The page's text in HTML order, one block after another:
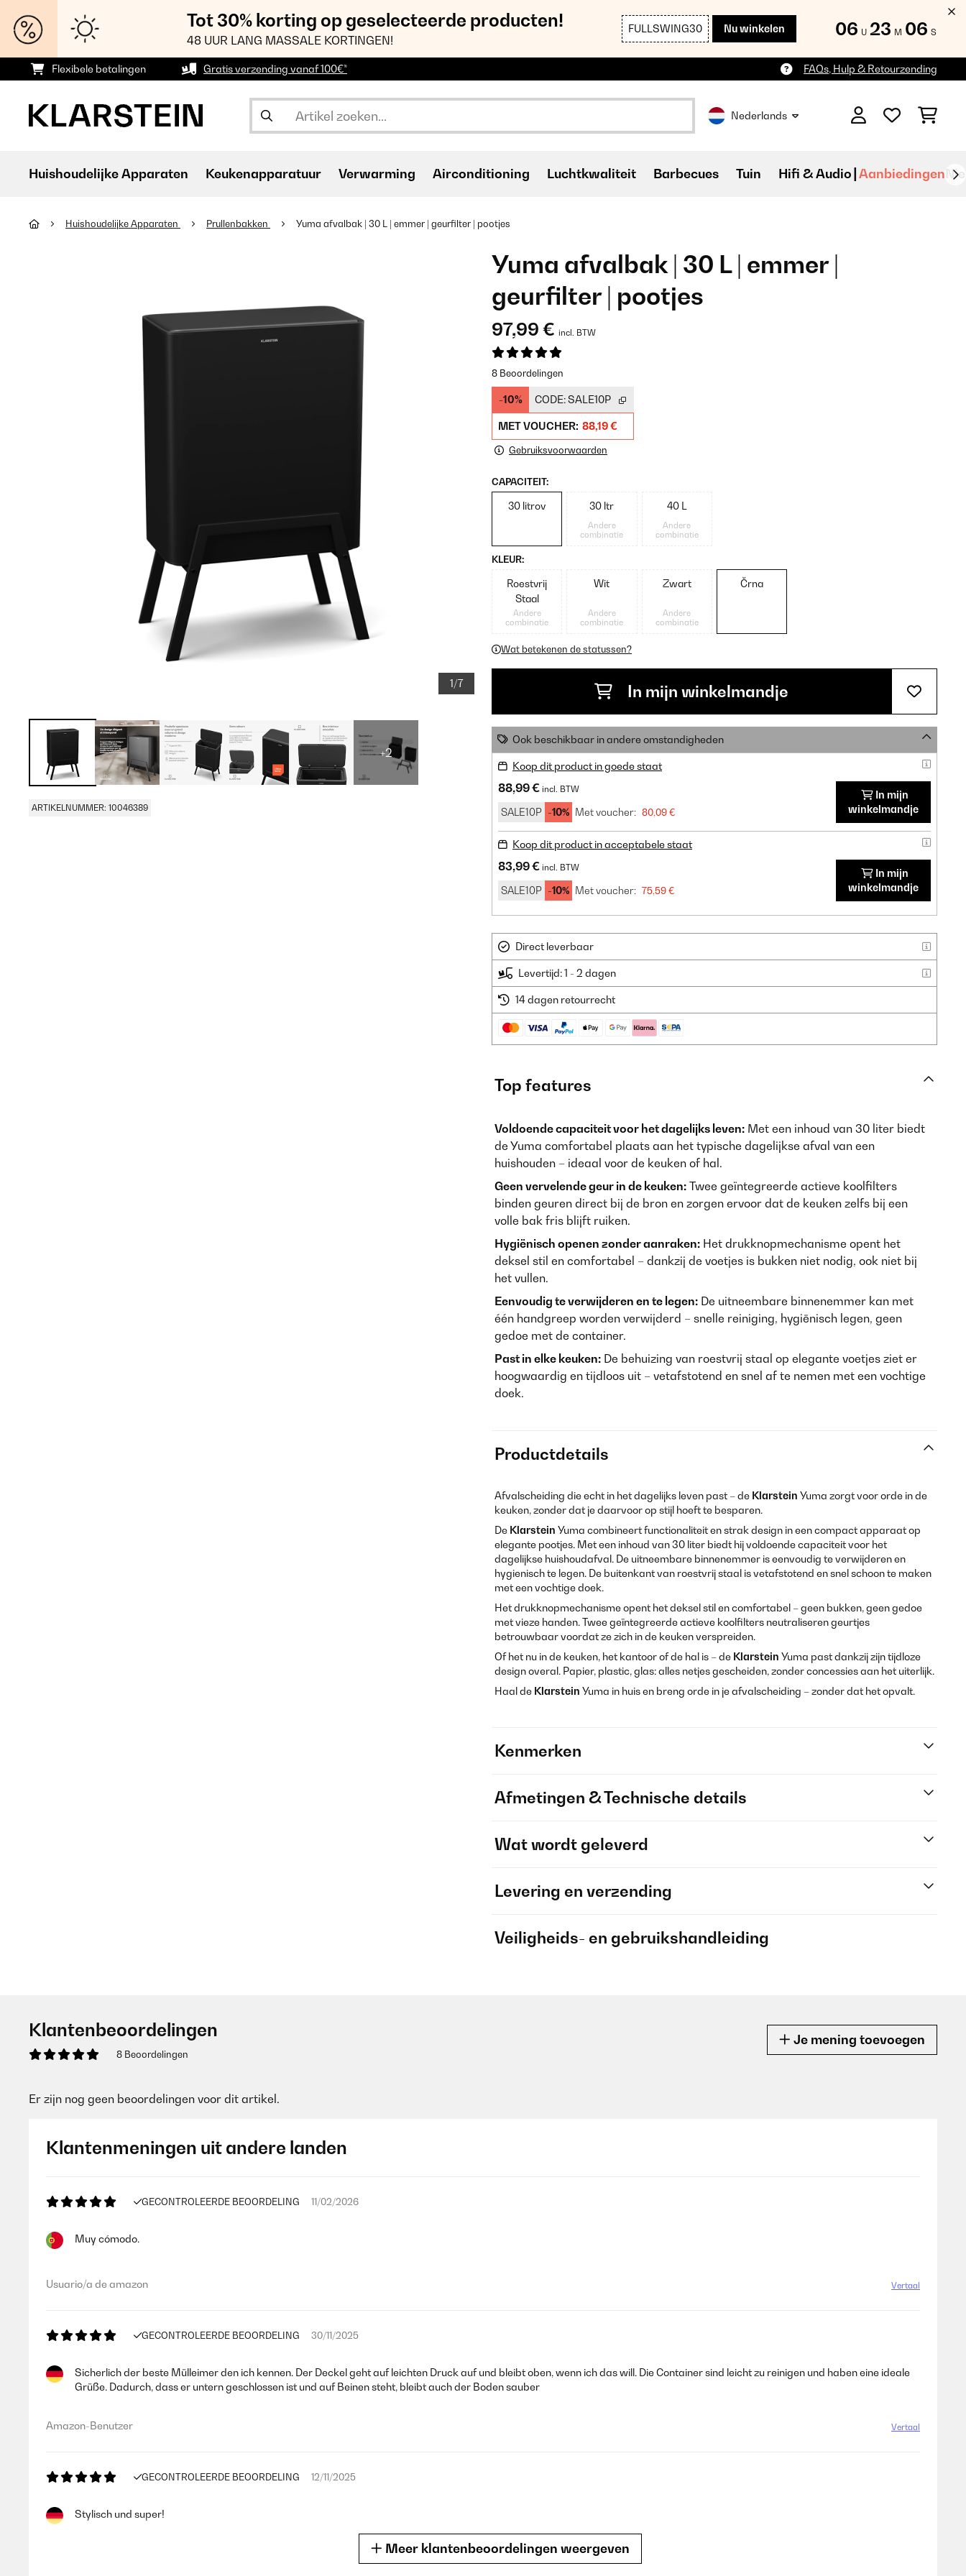
Tot 30% korting op geselecteerde producten!
48 UUR LANG MASSALE KORTINGEN!
FULLSWING30 Nu winkelen 06 U 23 M 05 S
Flexibele betalingen Gratis verzending vanaf 100€* FAQs, Hulp & Retourzending
Nederlands
Huishoudelijke Apparaten Keukenapparatuur Verwarming Airconditioning Luchtkwaliteit Barbecues Tuin Hifi & Audio Aanbiedingen
Huishoudelijke Apparaten Prullenbakken Yuma afvalbak | 30 L | emmer | geurfilter | pootjes
1/7
+2
ARTIKELNUMMER: 10046389
Yuma afvalbak | 30 L | emmer |
geurfilter | pootjes
97,99 € incl. BTW
8 Beoordelingen
-10% CODE:SALE10P
MET VOUCHER: 88,19 €
Gebruiksvoorwaarden
CAPACITEIT:
30 litrov 30 ltr
Andere
combinatie
40 L
Andere
combinatie
KLEUR:
Roestvrij
Staal
Andere
combinatie
Wit
Andere
combinatie
Zwart
Andere
combinatie
Črna
Wat betekenen de statussen?
In mijn winkelmandje
Ook beschikbaar in andere omstandigheden
Koop dit product in goede staat
88,99 € incl. BTW
SALE10P -10% Met voucher: 80,09 €
In mijn
winkelmandje
Koop dit product in acceptabele staat
83,99 € incl. BTW
SALE10P -10% Met voucher: 75,59 €
In mijn
winkelmandje
Direct leverbaar
Levertijd: 1 - 2 dagen
14 dagen retourrecht
Top features
Voldoende capaciteit voor het dagelijks leven: Met een inhoud van 30 liter biedt
de Yuma comfortabel plaats aan het typische dagelijkse afval van een
huishouden – ideaal voor de keuken of hal.
Geen vervelende geur in de keuken: Twee geïntegreerde actieve koolfilters
binden geuren direct bij de bron en zorgen ervoor dat de keuken zelfs bij een
volle bak fris blijft ruiken.
Hygiënisch openen zonder aanraken: Het drukknopmechanisme opent het
deksel stil en comfortabel – dankzij de voetjes is bukken niet nodig, ook niet bij
het vullen.
Eenvoudig te verwijderen en te legen: De uitneembare binnenemmer kan met
één handgreep worden verwijderd – snelle reiniging, hygiënisch legen, geen
gedoe met de container.
Past in elke keuken: De behuizing van roestvrij staal op elegante voetjes ziet er
hoogwaardig en tijdloos uit – vetafstotend en snel af te nemen met een vochtige
doek.
Productdetails
Afvalscheiding die echt in het dagelijks leven past – de Klarstein Yuma zorgt voor orde in de
keuken, zonder dat je daarvoor op stijl hoeft te besparen.
De Klarstein Yuma combineert functionaliteit en strak design in een compact apparaat op
elegante pootjes. Met een inhoud van 30 liter biedt hij voldoende capaciteit voor het
dagelijkse huishoudafval. De uitneembare binnenemmer is eenvoudig te verwijderen en
hygienisch te legen. De buitenkant van roestvrij staal is vetafstotend en snel schoon te maken
met een vochtige doek.
Het drukknopmechanisme opent het deksel stil en comfortabel – geen bukken, geen gedoe
met vieze handen. Twee geïntegreerde actieve koolfilters neutraliseren geurtjes
betrouwbaar voordat ze zich in de keuken verspreiden.
Of het nu in de keuken, het kantoor of de hal is – de Klarstein Yuma past dankzij zijn tijdloze
design overal. Papier, plastic, glas: alles netjes gescheiden, zonder concessies aan het uiterlijk.
Haal de Klarstein Yuma in huis en breng orde in je afvalscheiding – zonder dat het opvalt.
Kenmerken
Afmetingen & Technische details
Wat wordt geleverd
Levering en verzending
Veiligheids- en gebruikshandleiding
Klantenbeoordelingen
8 Beoordelingen
Je mening toevoegen
Er zijn nog geen beoordelingen voor dit artikel.
Klantenmeningen uit andere landen
GECONTROLEERDE BEOORDELING 11/02/2026
Muy cómodo.
Usuario/a de amazon Vertaal
GECONTROLEERDE BEOORDELING 30/11/2025
Sicherlich der beste Mülleimer den ich kennen. Der Deckel geht auf leichten Druck auf und bleibt oben, wenn ich das will. Die Container sind leicht zu reinigen und haben eine ideale
Grüße. Dadurch, dass er untern geschlossen ist und auf Beinen steht, bleibt auch der Boden sauber
Amazon-Benutzer Vertaal
GECONTROLEERDE BEOORDELING 12/11/2025
Stylisch und super!
Meer klantenbeoordelingen weergeven